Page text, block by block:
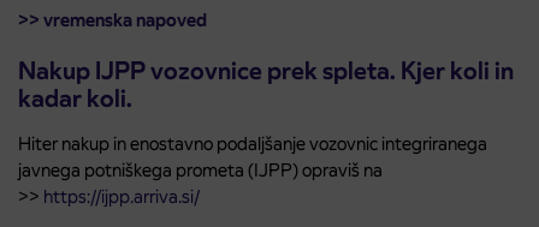
>> vremenska napoved
Nakup IJPP vozovnice prek spleta. Kjer koli in
kadar koli.
Hiter nakup in enostavno podaljšanje vozovnic integriranega
javnega potniškega prometa (IJPP) opraviš na
>> https://ijpp.arriva.si/